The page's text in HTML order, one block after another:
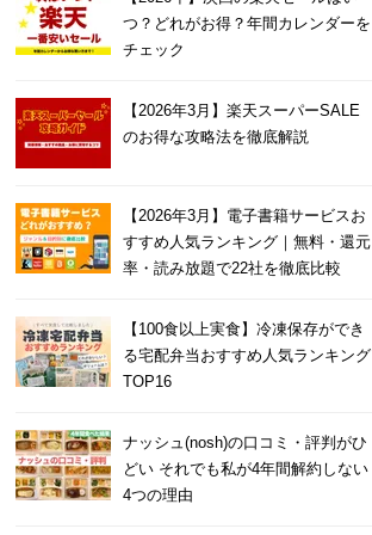
つ？どれがお得？年間カレンダーを
チェック
【2026年3月】楽天スーパーSALE
のお得な攻略法を徹底解説
【2026年3月】電子書籍サービスお
すすめ人気ランキング｜無料・還元
率・読み放題で22社を徹底比較
【100食以上実食】冷凍保存ができ
る宅配弁当おすすめ人気ランキング
TOP16
ナッシュ(nosh)の口コミ・評判がひ
どい それでも私が4年間解約しない
4つの理由